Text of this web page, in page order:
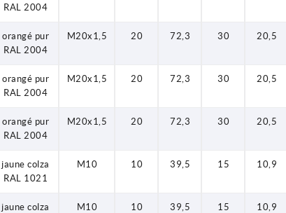
RAL 2004
orangé pur
RAL 2004
M20x1,5 20 72,3 30 20,5
orangé pur
RAL 2004
M20x1,5 20 72,3 30 20,5
orangé pur
RAL 2004
M20x1,5 20 72,3 30 20,5
jaune colza
RAL 1021
M10 10 39,5 15 10,9
jaune colza
M10 10 39,5 15 10,9